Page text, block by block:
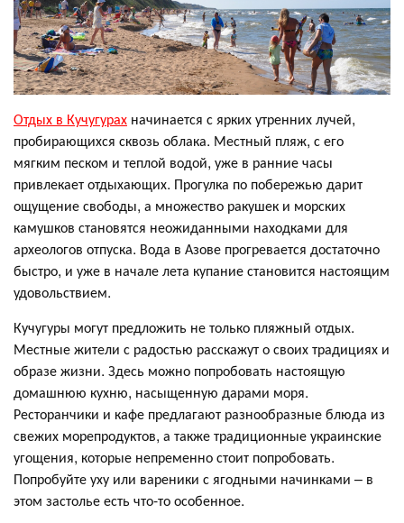
Отдых в Кучугурах начинается с ярких утренних лучей,
пробирающихся сквозь облака. Местный пляж, с его
мягким песком и теплой водой, уже в ранние часы
привлекает отдыхающих. Прогулка по побережью дарит
ощущение свободы, а множество ракушек и морских
камушков становятся неожиданными находками для
археологов отпуска. Вода в Азове прогревается достаточно
быстро, и уже в начале лета купание становится настоящим
удовольствием.
Кучугуры могут предложить не только пляжный отдых.
Местные жители с радостью расскажут о своих традициях и
образе жизни. Здесь можно попробовать настоящую
домашнюю кухню, насыщенную дарами моря.
Ресторанчики и кафе предлагают разнообразные блюда из
свежих морепродуктов, а также традиционные украинские
угощения, которые непременно стоит попробовать.
Попробуйте уху или вареники с ягодными начинками – в
этом застолье есть что-то особенное.